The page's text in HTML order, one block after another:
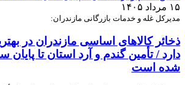
۱۵ مرداد ۱۴۰۵
مدیرکل غله و خدمات بازرگانی مازندران:
ذخائر کالاهای اساسی مازندران در
شده است